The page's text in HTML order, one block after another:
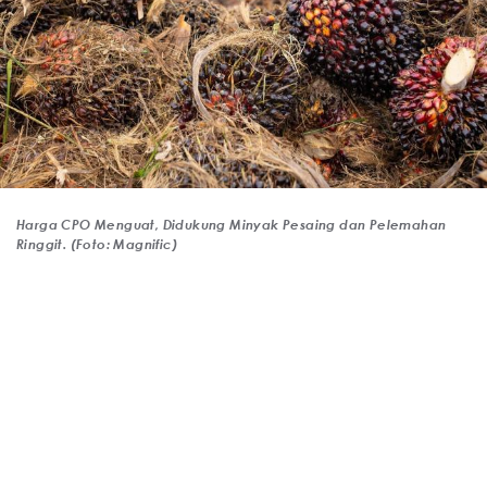
Harga CPO Menguat, Didukung Minyak Pesaing dan Pelemahan
Ringgit. (Foto: Magnific)